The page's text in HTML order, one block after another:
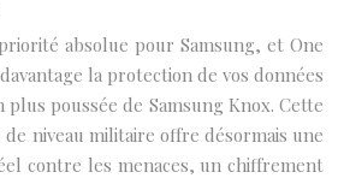
absolue pour Samsung, et One
la protection de vos données
poussée de Samsung Knox. Cette
niveau militaire offre désormais une
contre les menaces, un chiffrement